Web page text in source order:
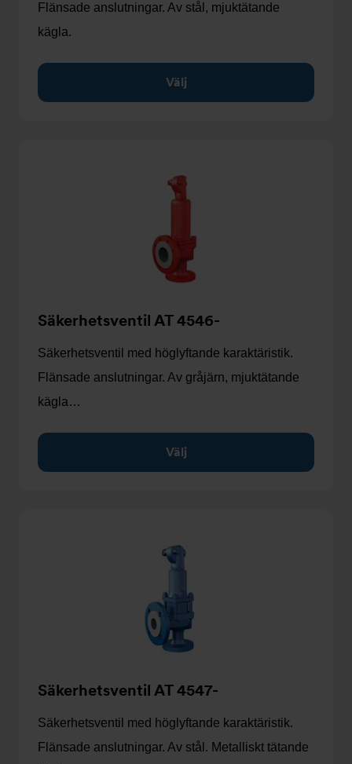
Flänsade anslutningar. Av stål, mjuktätande
kägla.
Välj
Säkerhetsventil AT 4546-
Säkerhetsventil med höglyftande karaktäristik.
Flänsade anslutningar. Av gråjärn, mjuktätande
kägla…
Välj
Säkerhetsventil AT 4547-
Säkerhetsventil med höglyftande karaktäristik.
Flänsade anslutningar. Av stål. Metalliskt tätande